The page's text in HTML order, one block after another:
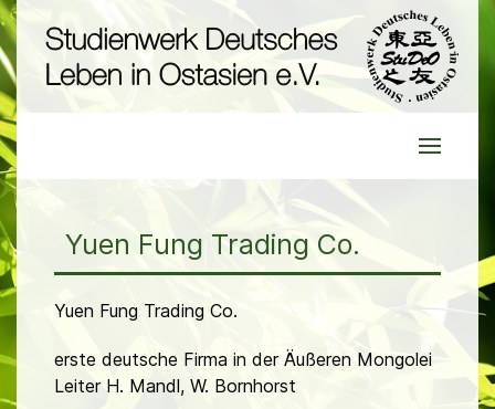
Yuen Fung Trading Co.
Yuen Fung Trading Co.
erste deutsche Firma in der Äußeren Mongolei
Leiter H. Mandl, W. Bornhorst